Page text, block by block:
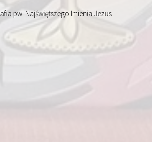
pw. Najświętszego Imienia Jezus